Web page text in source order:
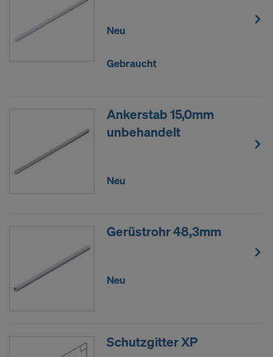
Neu
Gebraucht
Ankerstab 15,0mm
unbehandelt
Neu
Gerüstrohr 48,3mm
Neu
Schutzgitter XP